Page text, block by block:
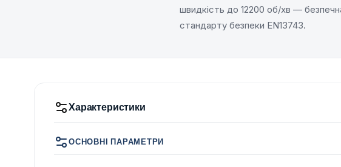
швидкість до 12200 об/хв —
стандарту безпеки EN13743.
Характеристики
ОСНОВНІ ПАРАМЕТРИ